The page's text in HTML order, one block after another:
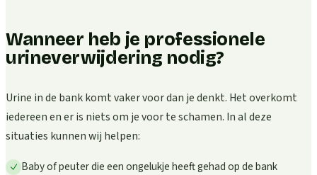
Wanneer heb je professionele
urineverwijdering nodig?
Urine in de bank komt vaker voor dan je denkt. Het overkomt
iedereen en er is niets om je voor te schamen. In al deze
situaties kunnen wij helpen:
Baby of peuter die een ongelukje heeft gehad op de bank